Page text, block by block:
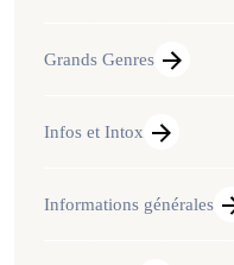
Grands Genres
Infos et Intox
Informations générales